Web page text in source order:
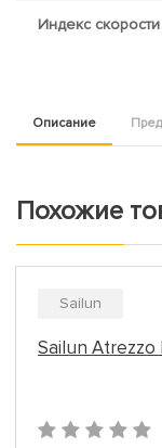
Индекс скорости
Описание
Похожие
Sailun
Sailun Atrezzo